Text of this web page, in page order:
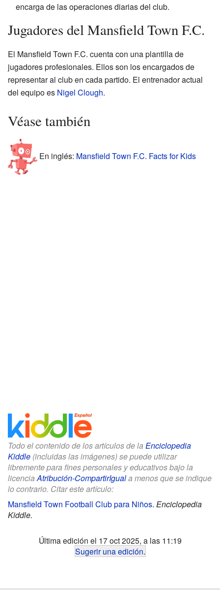
encarga de las operaciones diarias del club.
Jugadores del Mansfield Town F.C.
El Mansfield Town F.C. cuenta con una plantilla de
jugadores profesionales. Ellos son los encargados de
representar al club en cada partido. El entrenador actual
del equipo es Nigel Clough.
Véase también
En inglés: Mansfield Town F.C. Facts for Kids
Todo el contenido de los artículos de la Enciclopedia
Kiddle (incluidas las imágenes) se puede utilizar
libremente para fines personales y educativos bajo la
licenciaAtribución-CompartirIguala menos que se indique
lo contrario. Citar este artículo:
Mansfield Town Football Club para Niños. Enciclopedia
Kiddle.
Última edición el 17 oct 2025, a las 11:19
Sugerir una edición.